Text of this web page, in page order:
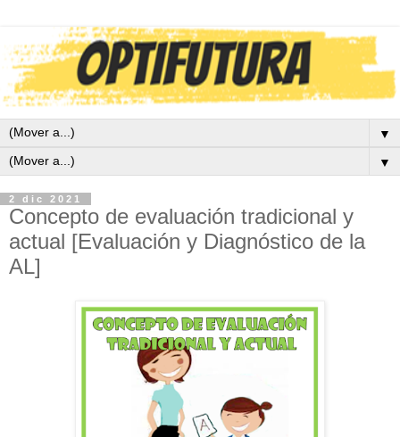
▼
▼
2 dic 2021
Concepto de evaluación tradicional y
actual [Evaluación y Diagnóstico de la
AL]